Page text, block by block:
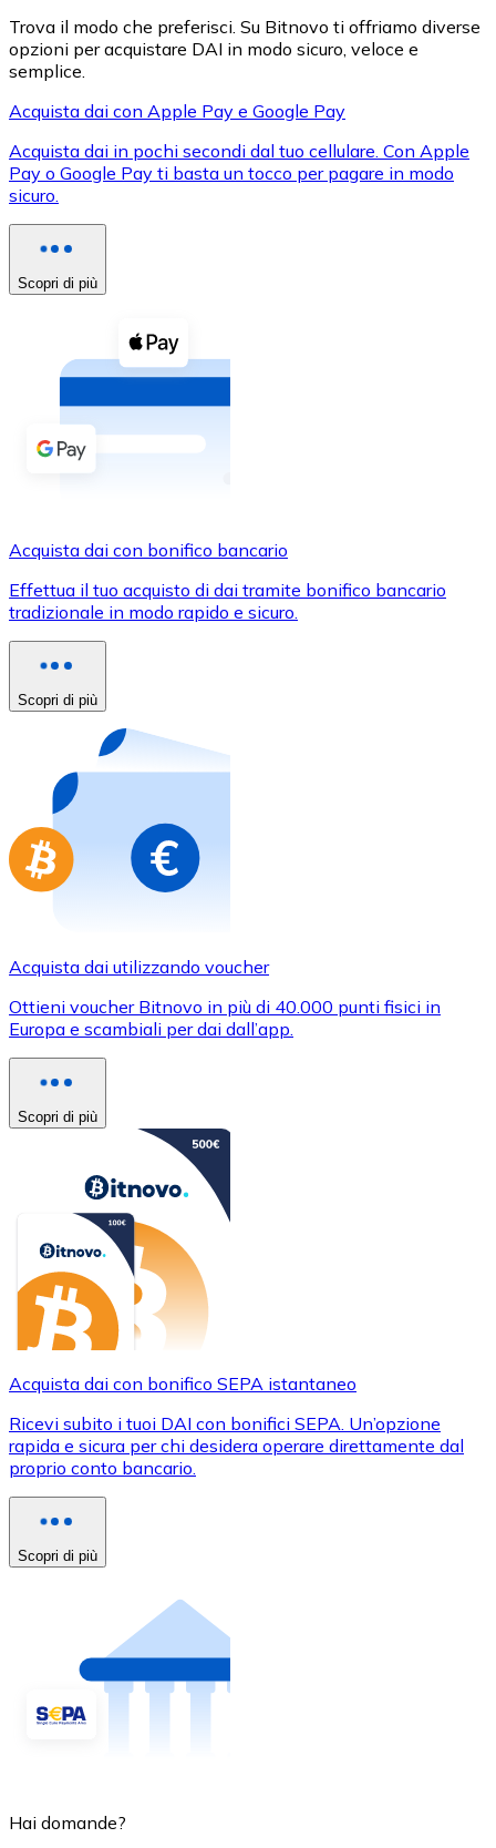
XRP
XRP
Vedi tutto
Buoni cripto
Acquista criptovalute in contanti e altri mezzi di
Acquista con contanti
Bonifico SEPA
Usa le carte Visa e Mastercard per acquistare
Acquista con carta
Acquista gift card dei tuoi marchi preferiti con
Vai al negozio di carte regalo
Trova il modo che preferisci. Su Bitnovo ti offriamo diverse
opzioni per acquistare DAI in modo sicuro, veloce e
semplice.
Acquista dai con Apple Pay e Google Pay
Acquista dai in pochi secondi dal tuo cellulare. Con Apple
Pay o Google Pay ti basta un tocco per pagare in modo
sicuro.
Scopri di più
Acquista dai con bonifico bancario
Effettua il tuo acquisto di dai tramite bonifico bancario
tradizionale in modo rapido e sicuro.
Scopri di più
Acquista dai utilizzando voucher
Ottieni voucher Bitnovo in più di 40.000 punti fisici in
Europa e scambiali per dai dall’app.
Scopri di più
Acquista dai con bonifico SEPA istantaneo
Ricevi subito i tuoi DAI con bonifici SEPA. Un’opzione
rapida e sicura per chi desidera operare direttamente dal
proprio conto bancario.
Scopri di più
Hai domande?